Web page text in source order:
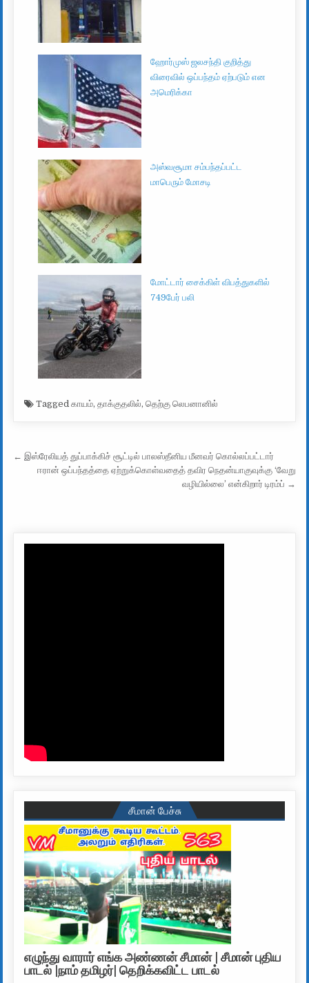
ஹோர்முஸ் ஜலசந்தி குறித்து
விரைவில் ஒப்பந்தம் ஏற்படும் என
அமெரிக்கா
அஸ்வசூமா சம்பந்தப்பட்ட
மாபெரும் மோசடி
மோட்டார் சைக்கிள் விபத்துகளில்
749பேர் பலி
Taggedகாயம்,தாக்குதலில்,தெற்கு லெபனானில்
Post navigation
← இஸ்ரேலியத் துப்பாக்கிச் சூட்டில் பாலஸ்தீனிய மீனவர் கொல்லப்பட்டார்
ஈரான் ஒப்பந்தத்தை ஏற்றுக்கொள்வதைத் தவிர நெதன்யாகுவுக்கு ‘வேறு
வழியில்லை’ என்கிறார் டிரம்ப் →
சீமான் பேச்சு
எழுந்து வாரார் எங்க அண்ணன் சீமான் | சீமான் புதிய
பாடல் |நாம் தமிழர்| தெறிக்கவிட்ட பாடல்